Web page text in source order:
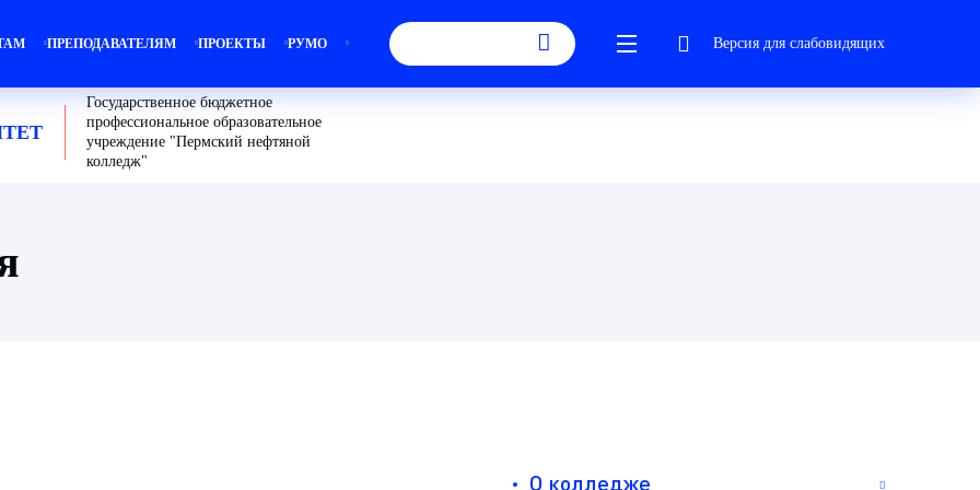
ПРЕПОДАВАТЕЛЯМ ПРОЕКТЫ РУМО Версия для слабовидящих
Государственное бюджетное
профессиональное образовательное
учреждение "Пермский нефтяной
колледж"
О колледже